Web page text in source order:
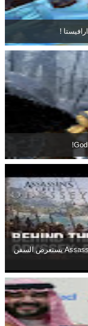
!
فيديو جديد للعبة Assassin’s Creed Odyssey يستعرض السفن